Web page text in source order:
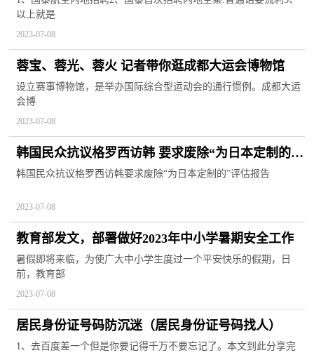
以上就是
2023-07-08
蓉宝、蓉光、蓉火 记者带你逛成都大运会博物馆
设立赛事博物馆，是举办国际综合型运动会的通行惯例。成都大运
会博
2023-07-08
韩国民众抗议格罗西访韩 要求废除“为日本定制的”
评估报告
韩国民众抗议格罗西访韩要求废除“为日本定制的”评估报告
2023-07-08
教育部发文，部署做好2023年中小学暑期安全工作
暑假即将来临，为使广大中小学生度过一个平安快乐的假期，日
前，教育部
2023-07-08
居民身份证号码防沉迷（居民身份证号码找人）
1、去百度差一个但是你要记得千万不要忘记了。本文到此分享完